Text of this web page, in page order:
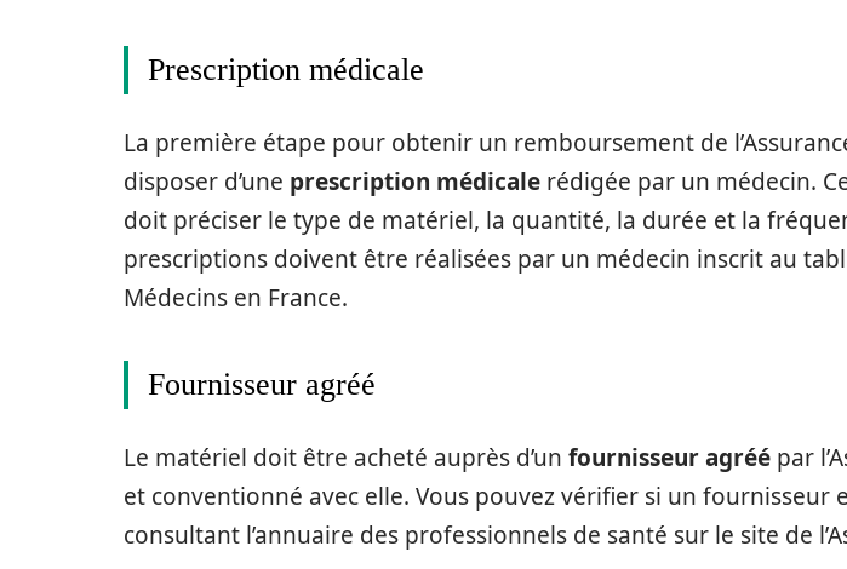
Prescription médicale
La première étape pour obtenir un remboursement de
disposer d’une prescription médicale rédigée par un médecin.
doit préciser le type de matériel, la quantité, la durée et la
prescriptions doivent être réalisées par un médecin inscrit au
Médecins en France.
Fournisseur agréé
Le matériel doit être acheté auprès d’un fournisseur agréé par
et conventionné avec elle. Vous pouvez vérifier si un fournisseur
consultant l’annuaire des professionnels de santé sur le site de